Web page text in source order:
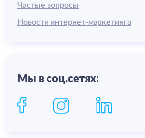
Частые вопросы
Новости интернет-маркетинга
Мы в соц.сетях: